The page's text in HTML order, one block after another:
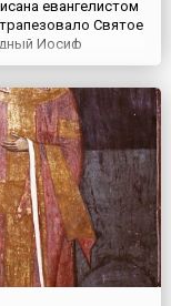
евангелистом
Святое
Иосиф
произнесла:
икона была